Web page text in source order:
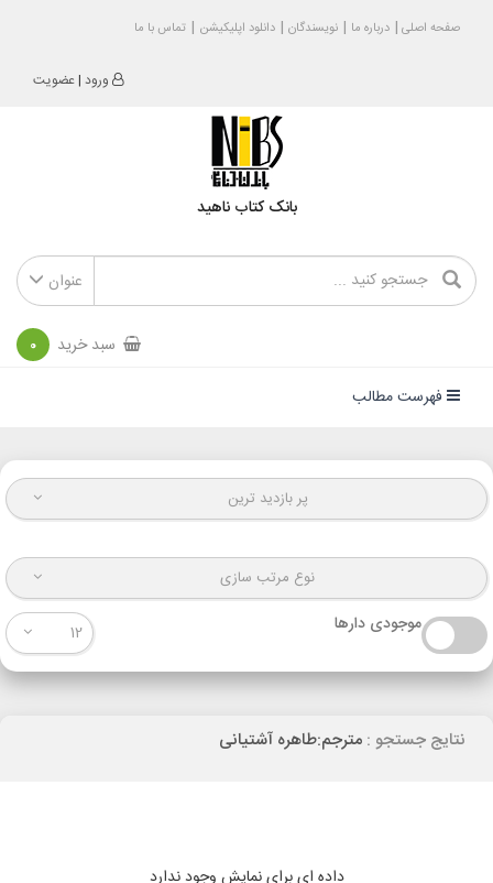
صفحه اصلی درباره ما نویسندگان دانلود اپلیکیشن تماس با ما
ورود |عضویت
بانک کتاب ناهید
عنوان
سبد خرید 0
فهرست مطالب
پر بازدید ترین
نوع مرتب سازی
موجودی دارها 12
نتایج جستجو : مترجم:طاهره آشتیانی
داده ای برای نمایش وجود ندارد